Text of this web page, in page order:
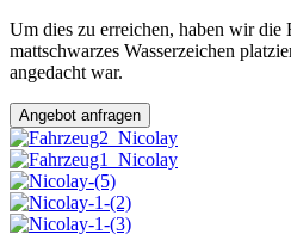
Um dies zu erreichen, haben wir die
mattschwarzes Wasserzeichen
angedacht war.
Angebot anfragen